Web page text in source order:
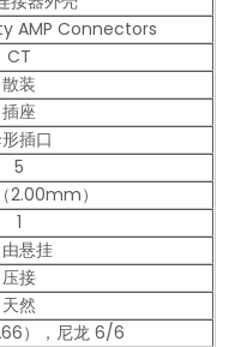
AMP Connectors
CT
散装
插座
插口
5
2.00mm）
1
由悬挂
压接
天然
），尼龙 6/6